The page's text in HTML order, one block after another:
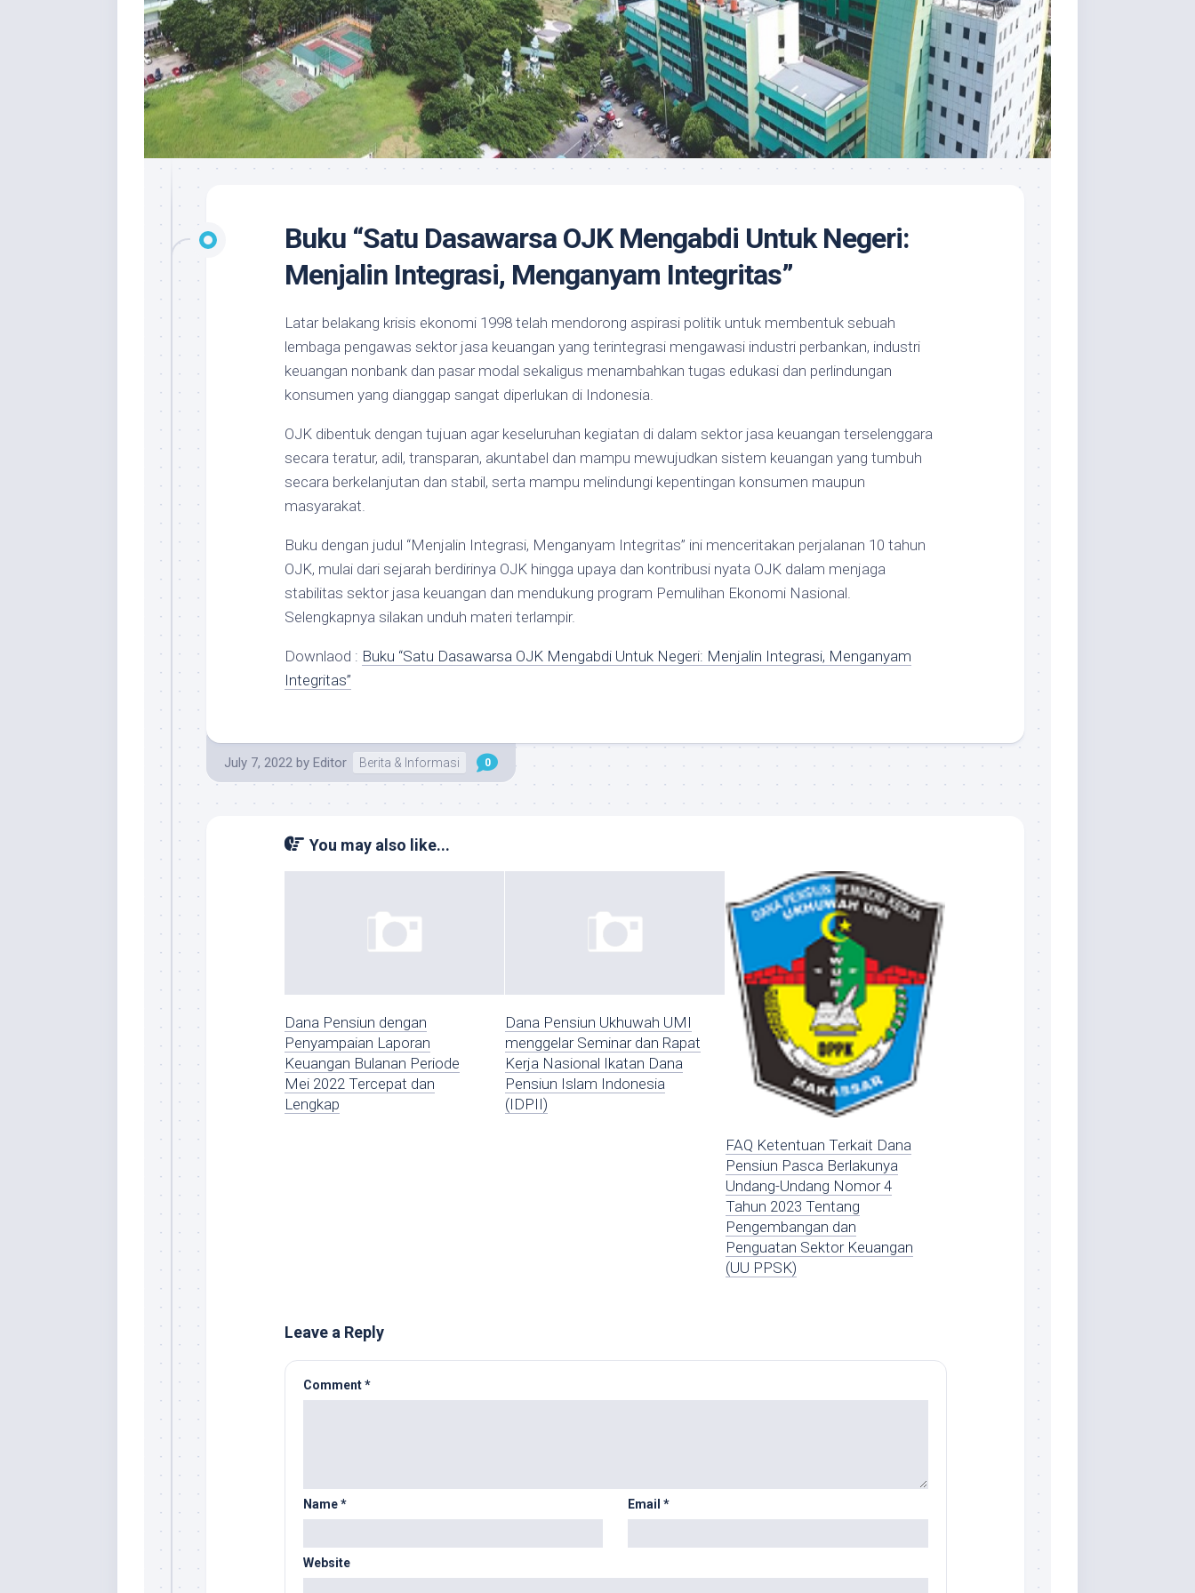
Buku “Satu Dasawarsa OJK Mengabdi Untuk Negeri:
Menjalin Integrasi, Menganyam Integritas”
​Latar belakang krisis ekonomi 1998 telah mendorong aspirasi politik untuk membentuk sebuah
lembaga pengawas sektor jasa keuangan yang terintegrasi mengawasi industri perbankan, industri
keuangan nonbank dan pasar modal sekaligus menambahkan tugas edukasi dan perlindungan
konsumen yang dianggap sangat diperlukan di Indonesia.
OJK dibentuk dengan tujuan agar keseluruhan kegiatan di dalam sektor jasa keuangan terselenggara
secara teratur, adil, transparan, akuntabel dan mampu mewujudkan sistem keuangan yang tumbuh
secara berkelanjutan dan stabil, serta mampu melindungi kepentingan konsumen maupun
masyarakat.
Buku dengan judul “Menjalin Integrasi, Menganyam Integritas” ini menceritakan perjalanan 10 tahun
OJK, mulai dari sejarah berdirinya OJK hingga upaya dan kontribusi nyata OJK dalam menjaga
stabilitas sektor jasa keuangan dan mendukung program Pemulihan Ekonomi Nasional.
Selengkapnya silakan unduh materi terlampir.
Downlaod : Buku “Satu Dasawarsa OJK Mengabdi Untuk Negeri: Menjalin Integrasi, Menganyam
Integritas”
July 7, 2022 by Editor Berita & Informasi 0
You may also like...
Dana Pensiun dengan
Penyampaian Laporan
Keuangan Bulanan Periode
Mei 2022 Tercepat dan
Lengkap
Dana Pensiun Ukhuwah UMI
menggelar Seminar dan Rapat
Kerja Nasional Ikatan Dana
Pensiun Islam Indonesia
(IDPII)
FAQ Ketentuan Terkait Dana
Pensiun Pasca Berlakunya
Undang-Undang Nomor 4
Tahun 2023 Tentang
Pengembangan dan
Penguatan Sektor Keuangan
(UU PPSK)
Leave a Reply
Comment*
Name* Email*
Website